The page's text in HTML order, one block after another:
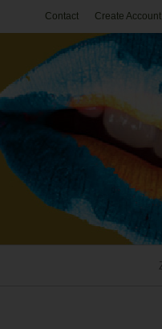
Contact Create Account